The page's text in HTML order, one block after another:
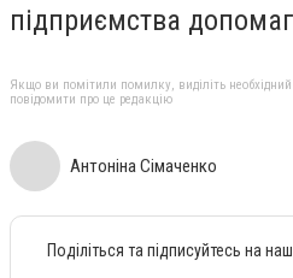
підприємства
Якщо ви помітили помилку, виділіть
повідомити про це редакцію
Антоніна Сімаченко
Поділіться та підписуйтесь на